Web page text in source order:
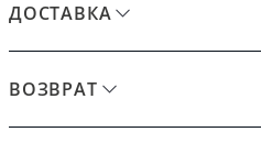
ДОСТАВКА
ВОЗВРАТ